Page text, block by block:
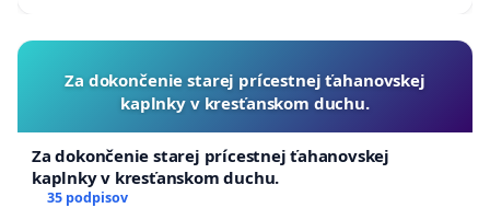
Za dokončenie starej prícestnej ťahanovskej
kaplnky v kresťanskom duchu.
Za dokončenie starej prícestnej ťahanovskej
kaplnky v kresťanskom duchu.
35 podpisov